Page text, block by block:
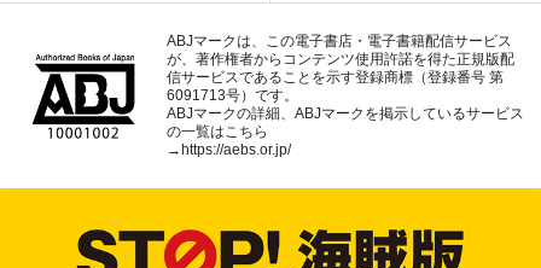
ABJマークは、この電子書店・電子書籍配信サービス
が、著作権者からコンテンツ使用許諾を得た正規版配
信サービスであることを示す登録商標（登録番号 第
6091713号）です。
ABJマークの詳細、ABJマークを掲示しているサービス
の一覧はこちら
→ https://aebs.or.jp/